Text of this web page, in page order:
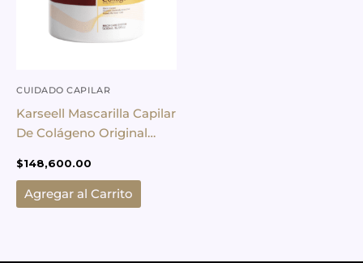
CUIDADO CAPILAR
Karseell Mascarilla Capilar
De Colágeno Original
$148,600.00
Agregar al Carrito